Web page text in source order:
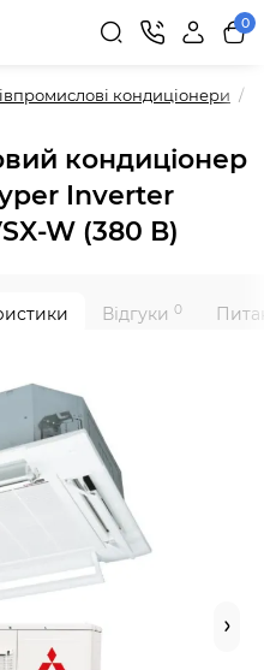
0
кондиціонери
кондиціонер
Inverter
W (380 В)
Відгуки 0